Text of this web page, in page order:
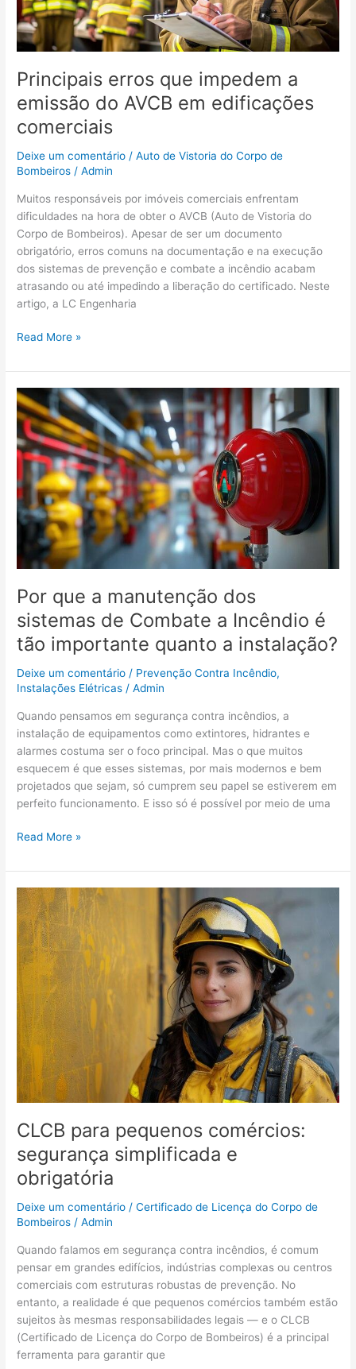
Principais erros que impedem a
emissão do AVCB em edificações
comerciais
Deixe um comentário /Auto de Vistoria do Corpo de
Bombeiros /Admin
Muitos responsáveis por imóveis comerciais enfrentam
dificuldades na hora de obter o AVCB (Auto de Vistoria do
Corpo de Bombeiros). Apesar de ser um documento
obrigatório, erros comuns na documentação e na execução
dos sistemas de prevenção e combate a incêndio acabam
atrasando ou até impedindo a liberação do certificado. Neste
artigo, a LC Engenharia
em
edificações
comerciais
Read More »
Por que a manutenção dos
sistemas de Combate a Incêndio é
tão importante quanto a instalação?
Deixe um comentário / Prevenção Contra Incêndio,
Instalações Elétricas /Admin
Quando pensamos em segurança contra incêndios, a
instalação de equipamentos como extintores, hidrantes e
alarmes costuma ser o foco principal. Mas o que muitos
esquecem é que esses sistemas, por mais modernos e bem
projetados que sejam, só cumprem seu papel se estiverem em
perfeito funcionamento. E isso só é possível por meio de uma
Por
que
a
manutenção
dos
sistemas
de
Combate
Incêndio
é
tão
importante
quanto
a
instalação?
Read More »
CLCB para pequenos comércios:
segurança simplificada e
obrigatória
Deixe um comentário /Certificado de Licença do Corpo de
Bombeiros /Admin
Quando falamos em segurança contra incêndios, é comum
pensar em grandes edifícios, indústrias complexas ou centros
comerciais com estruturas robustas de prevenção. No
entanto, a realidade é que pequenos comércios também estão
sujeitos às mesmas responsabilidades legais — e o CLCB
(Certificado de Licença do Corpo de Bombeiros) é a principal
ferramenta para garantir que
CLCB
para
pequenos
comércios:
segurança
simplificada
obrigatória